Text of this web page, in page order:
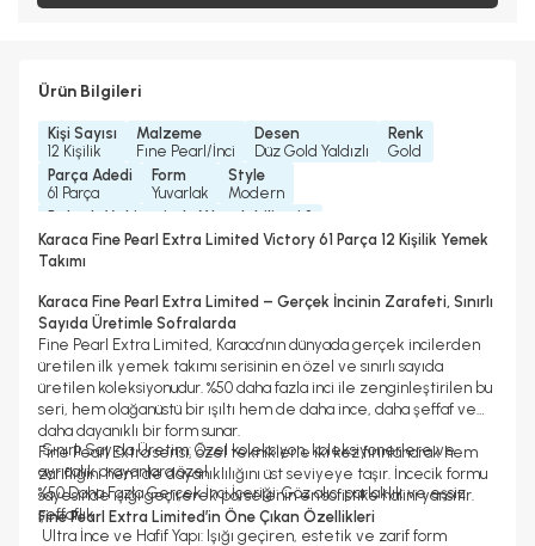
Ürün Bilgileri
Kişi Sayısı
12 Kişilik
Malzeme
Fıne Pearl/İnci
Desen
Düz Gold Yaldızlı
Renk
Gold
Parça Adedi
61 Parça
Form
Yuvarlak
Style
Modern
Bulaşık Makinesinde Yıkanılabilir mi ?
Elde Yıkama Önerilir
Mikrodalgada Kullanılabilir
Yedek Parça Temini Yapılır
Evet
Garanti Yılı
Karaca Fine Pearl Extra Limited Victory 61 Parça 12 Kişilik Yemek
Takımı
Karaca Fine Pearl Extra Limited – Gerçek İncinin Zarafeti, Sınırlı
Sayıda Üretimle Sofralarda
Fine Pearl Extra Limited, Karaca’nın dünyada gerçek incilerden
üretilen ilk yemek takımı serisinin en özel ve sınırlı sayıda
üretilen koleksiyonudur. %50 daha fazla inci ile zenginleştirilen bu
seri, hem olağanüstü bir ışıltı hem de daha ince, daha şeffaf ve
daha dayanıklı bir form sunar.
Fine Pearl Extra serisi, özel tekniklerle iki kez fırınlanarak hem
zarifliğini hem de dayanıklılığını üst seviyeye taşır. İncecik formu
sayesinde ışığı geçirerek porselenin en sofistike halini yansıtır.
Fine Pearl Extra Limited’in Öne Çıkan Özellikleri
Sınırlı Sayıda Üretim: Özel koleksiyon, koleksiyonerlere ve
ayrıcalık arayanlara özel
%50 Daha Fazla Gerçek İnci İçeriği: Göz alıcı parlaklık ve eşsiz
şeffaflık
Ultra İnce ve Hafif Yapı: Işığı geçiren, estetik ve zarif form